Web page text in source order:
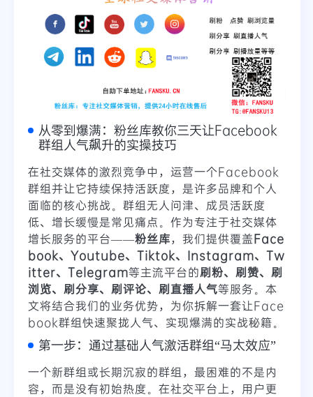
从零到爆满：粉丝库教你三天让Facebook
群组人气飙升的实操技巧
在社交媒体的激烈竞争中，运营一个Facebook
群组并让它持续保持活跃度，是许多品牌和个人
面临的核心挑战。群组无人问津、成员活跃度
低、增长缓慢是常见痛点。作为专注于社交媒体
增长服务的平台——粉丝库，我们提供覆盖Face
book、Youtube、Tiktok、Instagram、Tw
itter、Telegram等主流平台的刷粉、刷赞、刷
浏览、刷分享、刷评论、刷直播人气等服务。本
文将结合我们的业务优势，为你拆解一套让Face
book群组快速聚拢人气、实现爆满的实战秘籍。
第一步：通过基础人气激活群组“马太效应”
一个新群组或长期沉寂的群组，最困难的不是内
容，而是没有初始热度。在社交平台上，用户更